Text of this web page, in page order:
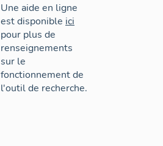
Une aide en ligne
est disponible ici
pour plus de
renseignements
sur le
fonctionnement de
l'outil de recherche.